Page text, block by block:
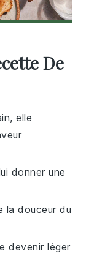
De
elle
donner une
la douceur du
devenir léger